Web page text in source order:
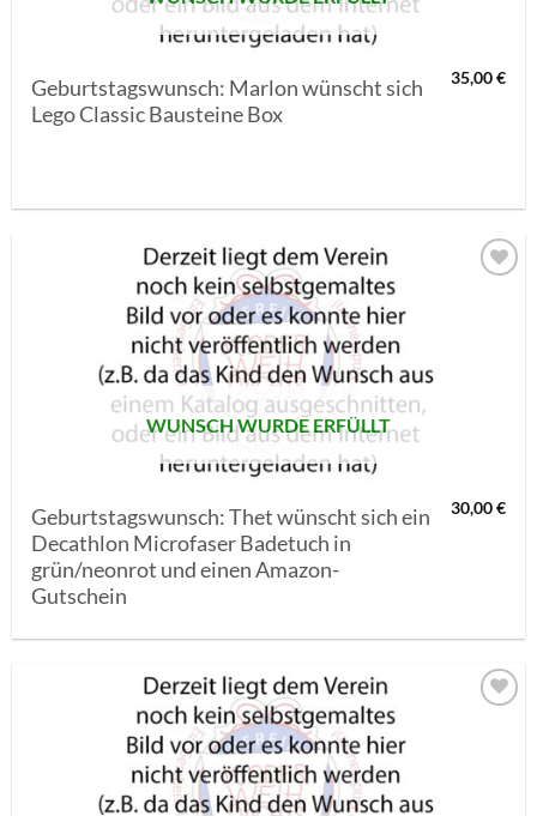
Geburtstagswunsch: Marlon wünscht sich
Lego Classic Bausteine Box
35,00€
WUNSCH WURDE ERFÜLLT
Geburtstagswunsch: Thet wünscht sich ein
Decathlon Microfaser Badetuch in
grün/neonrot und einen Amazon-
Gutschein
30,00€